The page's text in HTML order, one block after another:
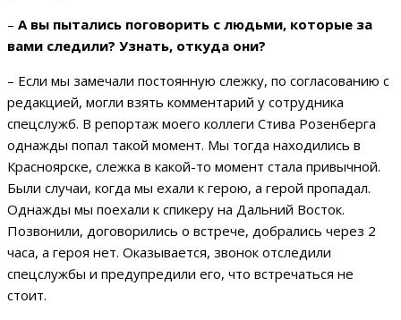
– А вы пытались поговорить с людьми, которые за
вами следили? Узнать, откуда они?
– Если мы замечали постоянную слежку, по согласованию с
редакцией, могли взять комментарий у сотрудника
спецслужб. В репортаж моего коллеги Стива Розенберга
однажды попал такой момент. Мы тогда находились в
Красноярске, слежка в какой-то момент стала привычной.
Были случаи, когда мы ехали к герою, а герой пропадал.
Однажды мы поехали к спикеру на Дальний Восток.
Позвонили, договорились о встрече, добрались через 2
часа, а героя нет. Оказывается, звонок отследили
спецслужбы и предупредили его, что встречаться не
стоит.